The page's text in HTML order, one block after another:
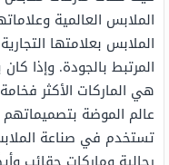
الملابس العالمية
الملابس بعلامتها
المرتبط بالجودة. وإذا
هي الماركات الأكثر
عالم الموضة بتصميماتهم
تستخدم في صناعة